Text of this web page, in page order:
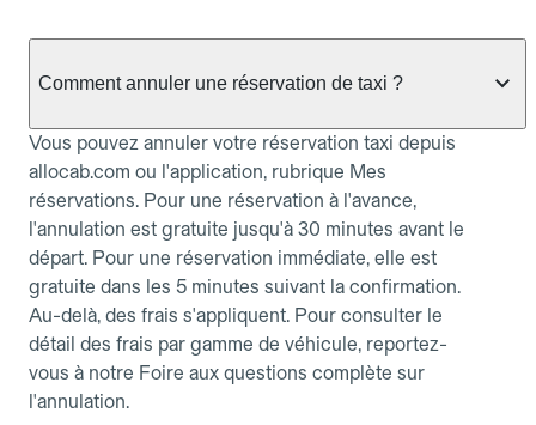
Comment annuler une réservation de taxi ?
Vous pouvez annuler votre réservation taxi depuis
allocab.com ou l'application, rubrique Mes
réservations. Pour une réservation à l'avance,
l'annulation est gratuite jusqu'à 30 minutes avant le
départ. Pour une réservation immédiate, elle est
gratuite dans les 5 minutes suivant la confirmation.
Au-delà, des frais s'appliquent. Pour consulter le
détail des frais par gamme de véhicule, reportez-
vous à notre Foire aux questions complète sur
l'annulation.